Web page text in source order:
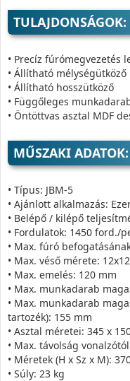
TULAJDONSÁGOK:
• Precíz fúrómegvezetés
• Állítható mélységütköző
• Állítható hosszütköző
• Függőleges
• Öntöttvas asztal MDF
MŰSZAKI ADATOK:
• Típus: JBM-5
• Ajánlott alkalmazás:
• Belépő / kilépő
• Fordulatok: 1450 ford./
• Max. fúró
• Max. véső mérete:
• Max. emelés: 120 mm
• Max. munkadarab
• Max. munkadarab
tartozék): 155 mm
• Asztal méretei: 345 x
• Max. távolság
• Méretek (H x Sz x M):
• Súly: 23 kg